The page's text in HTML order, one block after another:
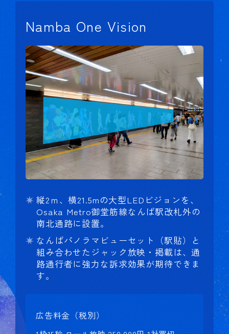
Namba One Vision
縦2ｍ、横21.5mの大型LEDビジョンを、
Osaka Metro御堂筋線なんば駅改札外の
南北通路に設置。
なんばパノラマビューセット（駅貼）と
組み合わせたジャック放映・掲載は、通
路通行者に強力な訴求効果が期待できま
す。
広告料金（税別）